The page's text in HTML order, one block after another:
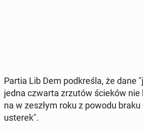
Partia Lib Dem pod­kre­śla, że dane
jedna czwarta zrzutów ścieków
na w zeszłym roku z powodu
usterek".